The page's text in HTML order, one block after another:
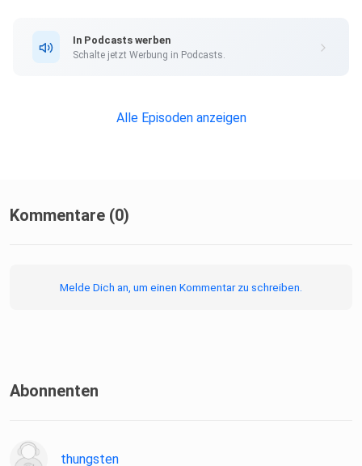
In Podcasts werben
Schalte jetzt Werbung in Podcasts.
Alle Episoden anzeigen
Kommentare (0)
Melde Dich an, um einen Kommentar zu schreiben.
Abonnenten
thungsten